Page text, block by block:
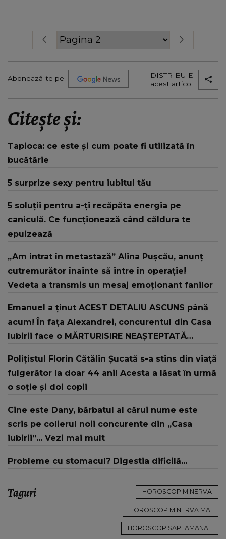
Abonează-te pe
DISTRIBUIE
acest articol
Citește și:
Tapioca: ce este și cum poate fi utilizată în
bucătărie
5 surprize sexy pentru iubitul tău
5 soluții pentru a-ți recăpăta energia pe
caniculă. Ce funcționează când căldura te
epuizează
„Am intrat în metastază” Alina Pușcău, anunț
cutremurător înainte să intre în operație!
Vedeta a transmis un mesaj emoționant fanilor
Emanuel a ținut ACEST DETALIU ASCUNS până
acum! În fața Alexandrei, concurentul din Casa
Iubirii face o MĂRTURISIRE NEAȘTEPTATĂ
te iubesc pentru că..."
Polițistul Florin Cătălin Șucată s-a stins din viață
fulgerător la doar 44 ani! Acesta a lăsat în urmă
o soție și doi copii
Cine este Dany, bărbatul al cărui nume este
scris pe colierul noii concurente din „Casa
iubirii”... Vezi mai mult
Probleme cu stomacul? Digestia dificilă...
Taguri HOROSCOP MINERVA
HOROSCOP MINERVA MAI
HOROSCOP SAPTAMANAL